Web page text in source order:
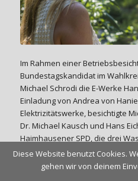
Im Rahmen einer
Bundestagskandidat im
Michael Schrodi die E-Werke
Einladung von Andrea von
Elektrizitätswerke, besichtigte
Dr. Michael Kausch und Hans
Haimhausener SPD, die drei
und informierte sich über die
Herausforderungen regionaler
und die Herausforderungen
Diese Website benutzt Cookies.
gehen wir von deinem